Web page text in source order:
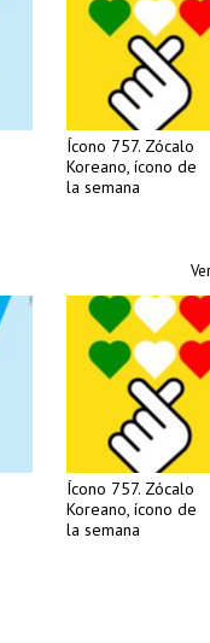
Ícono 757. Zócalo
Koreano, ícono de
la semana
Ícono 757. Zócalo
Koreano, ícono de
la semana